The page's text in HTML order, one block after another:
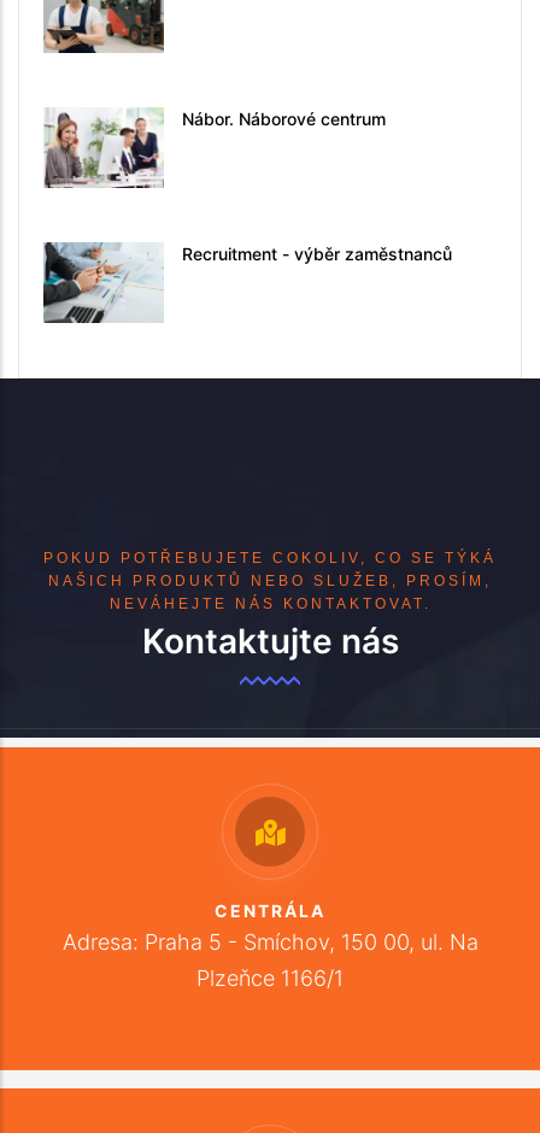
Nábor. Náborové centrum
Recruitment - výběr zaměstnanců
POKUD POTŘEBUJETE COKOLIV, CO SE TÝKÁ
NAŠICH PRODUKTŮ NEBO SLUŽEB, PROSÍM,
NEVÁHEJTE NÁS KONTAKTOVAT.
Kontaktujte nás
CENTRÁLA
Adresa: Praha 5 - Smíchov, 150 00, ul. Na
Plzeňce 1166/1